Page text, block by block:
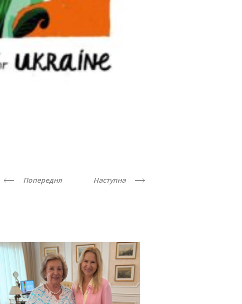
Попередня Наступна